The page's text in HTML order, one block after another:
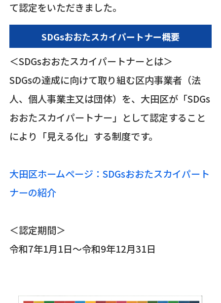
て認定をいただきました。
SDGsおおたスカイパートナー概要
＜SDGsおおたスカイパートナーとは＞
SDGsの達成に向けて取り組む区内事業者（法
人、個人事業主又は団体）を、大田区が「SDGs
おおたスカイパートナー」として認定すること
により「見える化」する制度です。
大田区ホームページ：SDGsおおたスカイパート
ナーの紹介
＜認定期間＞
令和7年1月1日～令和9年12月31日